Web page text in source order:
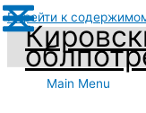
Перейти к
Main Menu